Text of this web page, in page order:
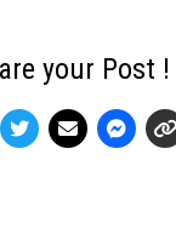
your Post !